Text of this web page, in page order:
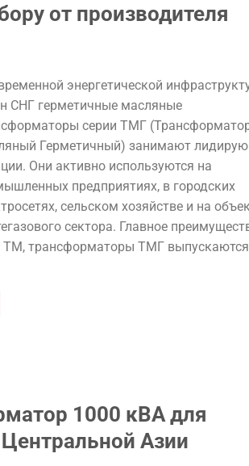
от производителя
энергетической
СНГ герметичные масляные
серии ТМГ
Герметичный) занимают
Они активно используются на
предприятиях, в городских
сельском хозяйстве и на
сектора. Главное
ТМ, трансформаторы ТМГ
1000 кВА для
Азии